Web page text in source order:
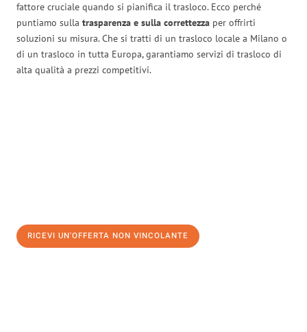
fattore cruciale quando si pianifica il trasloco. Ecco perché
puntiamo sulla trasparenza e sulla correttezza per offrirti
soluzioni su misura. Che si tratti di un trasloco locale a Milano o
di un trasloco in tutta Europa, garantiamo servizi di trasloco di
alta qualità a prezzi competitivi.
RICEVI UN'OFFERTA NON VINCOLANTE